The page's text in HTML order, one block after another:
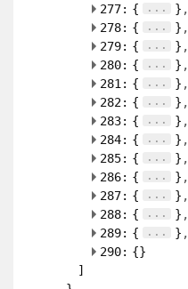
277: { ...
}
278: { ...
}
279: { ...
}
280: { ...
}
281: { ...
}
282: { ...
}
283: { ...
}
284: { ...
}
285: { ...
}
286: { ...
}
287: { ...
}
288: { ...
}
289: { ...
}
290: {